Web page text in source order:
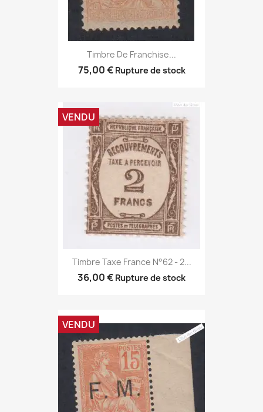
Timbre De Franchise...
75,00 € Rupture de stock
Timbre Taxe France N°62 - 2...
36,00 € Rupture de stock
VENDU
VENDU